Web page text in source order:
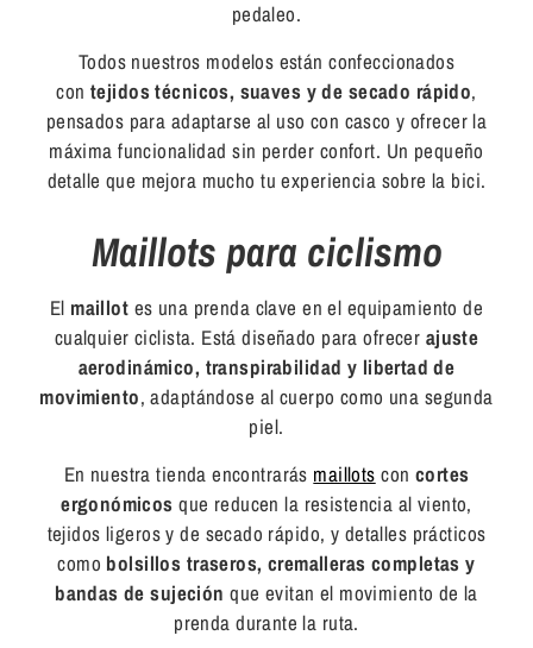
pedaleo.
Todos nuestros modelos están confeccionados
con tejidos técnicos, suaves y de secado rápido,
pensados para adaptarse al uso con casco y ofrecer la
máxima funcionalidad sin perder confort. Un pequeño
detalle que mejora mucho tu experiencia sobre la bici.
Maillots para ciclismo
El maillot es una prenda clave en el equipamiento de
cualquier ciclista. Está diseñado para ofrecer ajuste
aerodinámico, transpirabilidad y libertad de
movimiento, adaptándose al cuerpo como una segunda
piel.
En nuestra tienda encontrarás maillots con cortes
ergonómicos que reducen la resistencia al viento,
tejidos ligeros y de secado rápido, y detalles prácticos
como bolsillos traseros, cremalleras completas y
bandas de sujeción que evitan el movimiento de la
prenda durante la ruta.